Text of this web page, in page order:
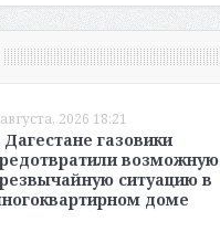
2026 18:21
газовики
возможную
ситуацию в
доме